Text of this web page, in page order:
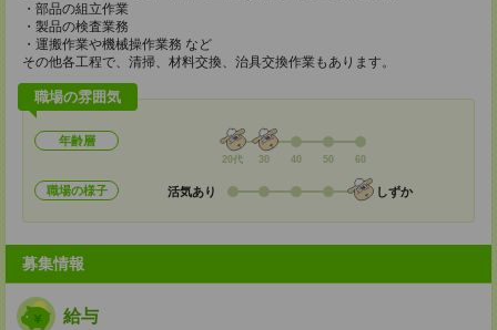
・部品の組立作業
・製品の検査業務
・運搬作業や機械操作業務 など
その他各工程で、清掃、材料交換、治具交換作業もあります。
職場の雰囲気
年齢層
20代 30 40 50 60
職場の様子 活気あり しずか
募集情報
給与